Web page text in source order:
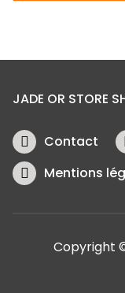
JADE OR STORE
Contact
Mentions
Copyright